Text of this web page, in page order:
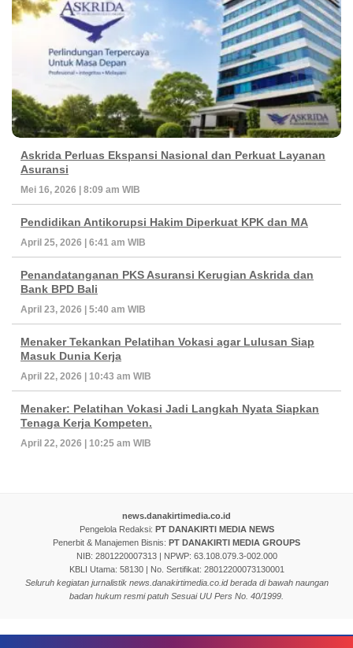
Askrida Perluas Ekspansi Nasional dan Perkuat Layanan
Asuransi
Mei 16, 2026 | 8:09 am WIB
Pendidikan Antikorupsi Hakim Diperkuat KPK dan MA
April 25, 2026 | 6:41 am WIB
Penandatanganan PKS Asuransi Kerugian Askrida dan
Bank BPD Bali
April 23, 2026 | 5:40 am WIB
Menaker Tekankan Pelatihan Vokasi agar Lulusan Siap
Masuk Dunia Kerja
April 22, 2026 | 10:43 am WIB
Menaker: Pelatihan Vokasi Jadi Langkah Nyata Siapkan
Tenaga Kerja Kompeten.
April 22, 2026 | 10:25 am WIB
news.danakirtimedia.co.id
Pengelola Redaksi: PT DANAKIRTI MEDIA NEWS
Penerbit & Manajemen Bisnis: PT DANAKIRTI MEDIA GROUPS
NIB: 2801220007313 | NPWP: 63.108.079.3-002.000
KBLI Utama: 58130 | No. Sertifikat: 28012200073130001
Seluruh kegiatan jurnalistik news.danakirtimedia.co.id berada di bawah naungan
badan hukum resmi patuh Sesuai UU Pers No. 40/1999.